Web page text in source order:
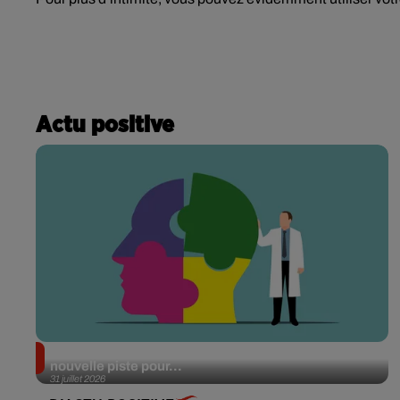
Actu positive
31 juillet 2026
nouvelle piste pour...